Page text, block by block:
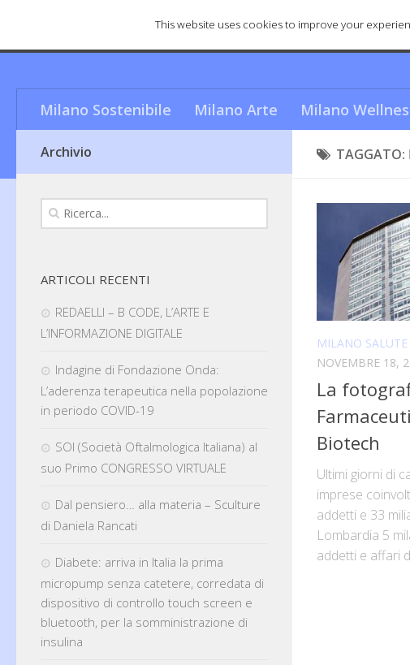
Cosa rende Milano una città unica
Milano Sostenibile Milano Arte Milano
TAGGATO:
MILANO
NOVEMBRE 18,
La
Biotech
Ultimi giorni di
imprese
addetti e 33
Lombardia 5
addetti e affari
Archivio
ARTICOLI RECENTI
REDAELLI – B CODE, L’ARTE E
L’INFORMAZIONE DIGITALE
Indagine di Fondazione Onda:
L’aderenza terapeutica nella popolazione
in periodo COVID-19
SOI (Società Oftalmologica Italiana) al
suo Primo CONGRESSO VIRTUALE
Dal pensiero… alla materia – Sculture
di Daniela Rancati
Diabete: arriva in Italia la prima
micropump senza catetere, corredata di
dispositivo di controllo touch screen e
bluetooth, per la somministrazione di
insulina
This website uses cookies to improve your